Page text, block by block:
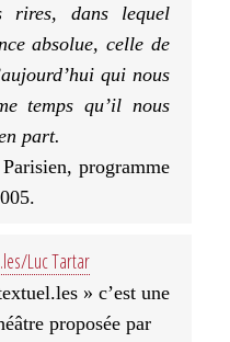
dans lequel
absolue, celle de
qui nous
temps qu’il nous
part.
programme
Luc Tartar
» c’est une
proposée par